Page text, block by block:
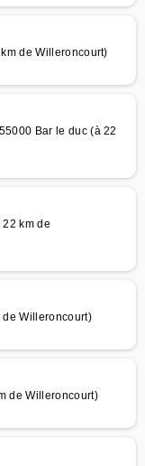
de Willeroncourt)
Bar le duc (à 22
km de
de Willeroncourt)
de Willeroncourt)